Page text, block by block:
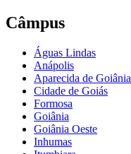
Câmpus
Águas Lindas
Anápolis
Aparecida de Goiânia
Cidade de Goiás
Formosa
Goiânia
Goiânia Oeste
Inhumas